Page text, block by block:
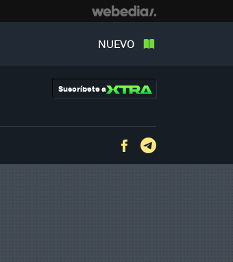
NUEVO
Suscríbete a
Facebook